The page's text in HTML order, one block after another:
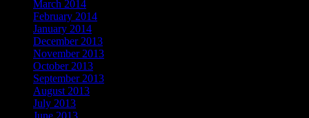
March 2014
February 2014
January 2014
December 2013
November 2013
October 2013
September 2013
August 2013
July 2013